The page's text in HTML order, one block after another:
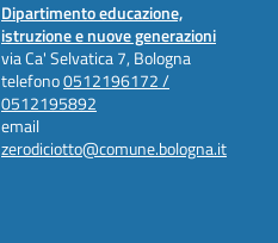
Dipartimento educazione,
istruzione e nuove generazioni
via Ca' Selvatica 7, Bologna
telefono0512196172 /
0512195892
email
zerodiciotto@comune.bologna.it